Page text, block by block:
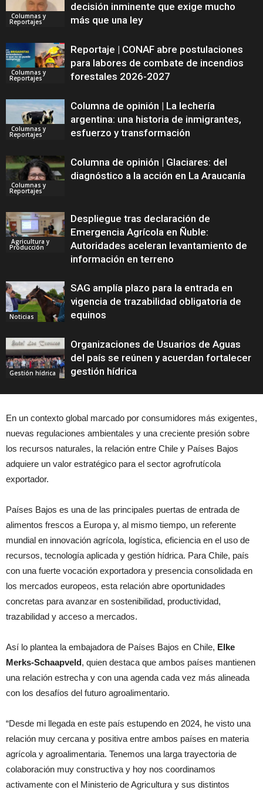
Columnas y
Reportajes
decisión inminente que exige mucho
más que una ley
Columnas y
Reportajes
Reportaje | CONAF abre postulaciones
para labores de combate de incendios
forestales 2026-2027
Columnas y
Reportajes
Columna de opinión | La lechería
argentina: una historia de inmigrantes,
esfuerzo y transformación
Columnas y
Reportajes
Columna de opinión | Glaciares: del
diagnóstico a la acción en La Araucanía
Agricultura y
Producción
Despliegue tras declaración de
Emergencia Agrícola en Ñuble:
Autoridades aceleran levantamiento de
información en terreno
Noticias
SAG amplía plazo para la entrada en
vigencia de trazabilidad obligatoria de
equinos
Gestión hídrica
Organizaciones de Usuarios de Aguas
del país se reúnen y acuerdan fortalecer
gestión hídrica
En un contexto global marcado por consumidores más exigentes,
nuevas regulaciones ambientales y una creciente presión sobre
los recursos naturales, la relación entre Chile y Países Bajos
adquiere un valor estratégico para el sector agrofrutícola
exportador.
Países Bajos es una de las principales puertas de entrada de
alimentos frescos a Europa y, al mismo tiempo, un referente
mundial en innovación agrícola, logística, eficiencia en el uso de
recursos, tecnología aplicada y gestión hídrica. Para Chile, país
con una fuerte vocación exportadora y presencia consolidada en
los mercados europeos, esta relación abre oportunidades
concretas para avanzar en sostenibilidad, productividad,
trazabilidad y acceso a mercados.
Así lo plantea la embajadora de Países Bajos en Chile, Elke
Merks-Schaapveld, quien destaca que ambos países mantienen
una relación estrecha y con una agenda cada vez más alineada
con los desafíos del futuro agroalimentario.
“Desde mi llegada en este país estupendo en 2024, he visto una
relación muy cercana y positiva entre ambos países en materia
agrícola y agroalimentaria. Tenemos una larga trayectoria de
colaboración muy constructiva y hoy nos coordinamos
activamente con el Ministerio de Agricultura y sus distintos